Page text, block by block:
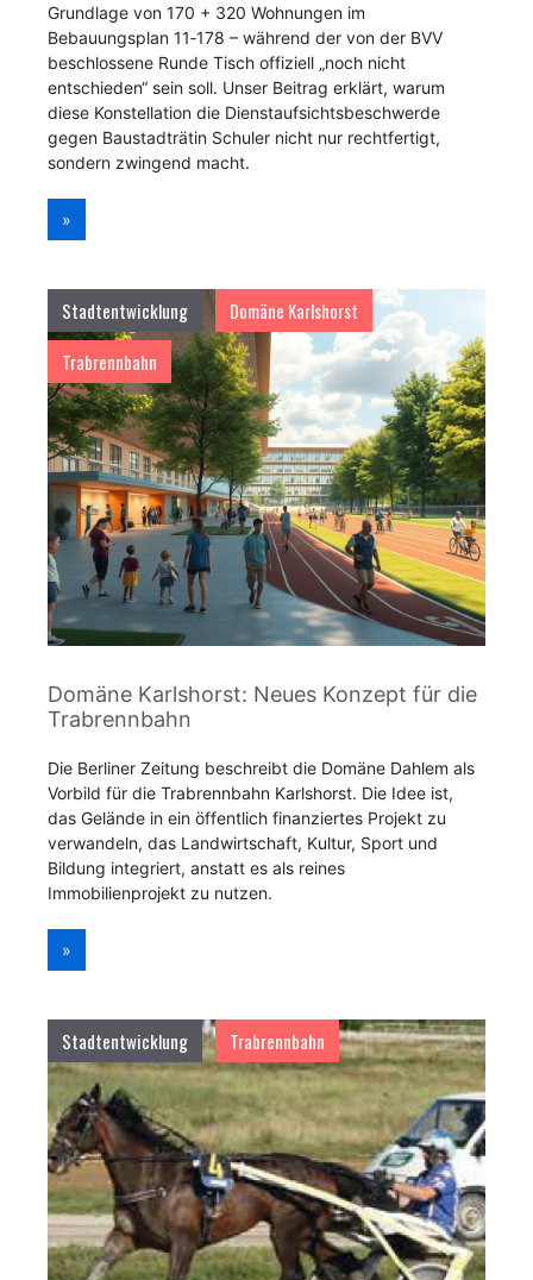
Grundlage von 170 + 320 Wohnungen im
Bebauungsplan 11‑178 – während der von der BVV
beschlossene Runde Tisch offiziell „noch nicht
entschieden“ sein soll. Unser Beitrag erklärt, warum
diese Konstellation die Dienstaufsichtsbeschwerde
gegen Baustadträtin Schuler nicht nur rechtfertigt,
sondern zwingend macht.
»
Stadtentwicklung
Domäne Karlshorst
Trabrennbahn
Domäne Karlshorst: Neues Konzept für die
Trabrennbahn
Die Berliner Zeitung beschreibt die Domäne Dahlem als
Vorbild für die Trabrennbahn Karlshorst. Die Idee ist,
das Gelände in ein öffentlich finanziertes Projekt zu
verwandeln, das Landwirtschaft, Kultur, Sport und
Bildung integriert, anstatt es als reines
Immobilienprojekt zu nutzen.
»
Stadtentwicklung Trabrennbahn